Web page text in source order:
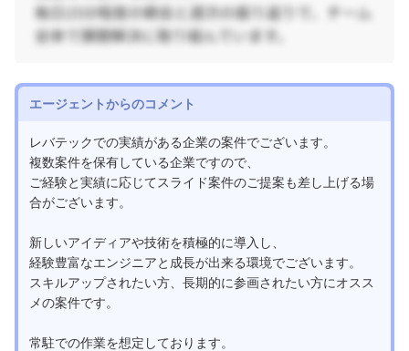
エージェントからのコメント
レバテックでの実績がある企業の案件でございます。
複数案件を保有している企業ですので、
ご経験と実績に応じてスライド案件のご提案も差し上げる場
合がございます。
新しいアイディアや技術を積極的に導入し、
経験豊富なエンジニアと成長が出来る環境でございます。
スキルアップされたい方、長期的に参画されたい方にオスス
メの案件です。
常駐での作業を想定しております。